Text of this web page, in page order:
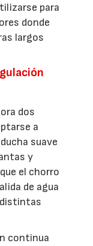
para
donde
largos
dos
a
suave
y
el chorro
de agua
distintas
continua